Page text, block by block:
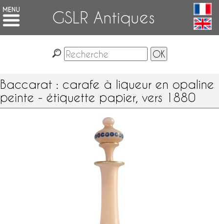
GSLR Antiques
Baccarat : carafe à liqueur en opaline
peinte - étiquette papier, vers 1880